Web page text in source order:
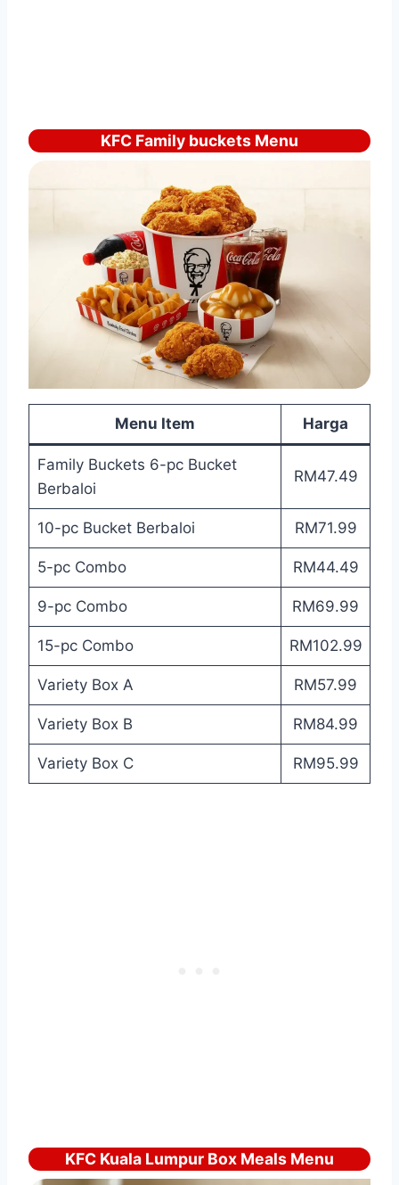
KFC Family buckets Menu
Menu Item Harga
Family Buckets 6-pc Bucket
Berbaloi
RM47.49
10-pc Bucket Berbaloi RM71.99
5-pc Combo RM44.49
9-pc Combo RM69.99
15-pc Combo RM102.99
Variety Box A RM57.99
Variety Box B RM84.99
Variety Box C RM95.99
KFC Kuala Lumpur Box Meals Menu